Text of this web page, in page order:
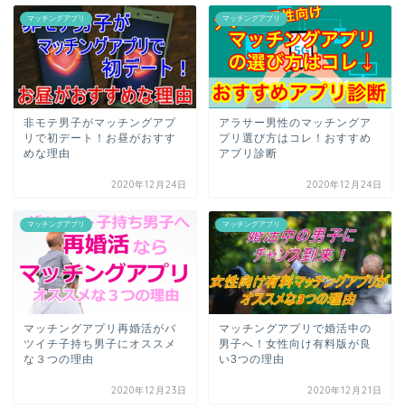
マッチングアプリ
非モテ男子がマッチングアプ
リで初デート！お昼がおすす
めな理由
2020年12月24日
マッチングアプリ
アラサー男性のマッチングア
プリ選び方はコレ！おすすめ
アプリ診断
2020年12月24日
マッチングアプリ
マッチングアプリ再婚活がバ
ツイチ子持ち男子にオススメ
な３つの理由
2020年12月23日
マッチングアプリ
マッチングアプリで婚活中の
男子へ！女性向け有料版が良
い3つの理由
2020年12月21日